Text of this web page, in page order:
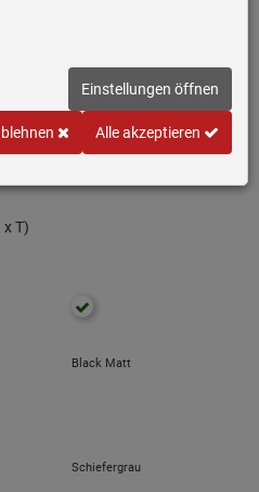
Matt (Schwarz)
x T)
Black Matt
Schiefergrau
Einstellungen öffnen
Alle akzeptieren